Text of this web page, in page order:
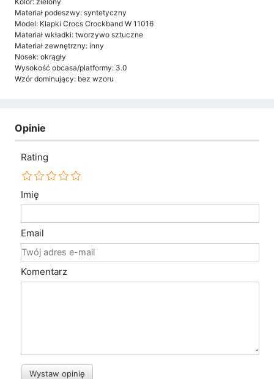
Materiał podeszwy: syntetyczny
Model: Klapki Crocs Crockband W 11016
Materiał wkładki: tworzywo sztuczne
Materiał zewnętrzny: inny
Nosek: okrągły
Wysokość obcasa/platformy: 3.0
Wzór dominujący: bez wzoru
Opinie
Rating
Imię
Email
Komentarz
Wystaw opinię